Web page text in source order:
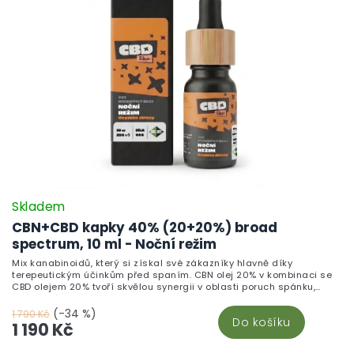
CBN+CBD kapky 40% (20+20%) broad
spectrum, 10 ml - Noční režim
Skladem
1 790 Kč (-34 %)
1 190 Kč Do košíku
Mix kanabinoidů, který si získal své zákazníky hlavně díky
terepeutickým účinkům před spaním. CBN olej 20% v kombinaci se
CBD olejem 20% tvoří skvělou synergii v oblasti poruch spánku,
spánkového cyklu a bolesti. CBN a CBD broad spectrum extrakt je
smíchán se za studena lisovaným konopným olejem, který pomůže
s více než jedním problémem.